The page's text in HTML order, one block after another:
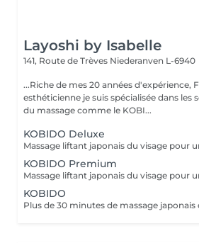
Layoshi by Isabelle
141, Route de Trèves Niederanven L-6940
...Riche de mes 20 années d'expérience,
esthéticienne je suis spécialisée dans les
du massage comme le KOBI...
KOBIDO Deluxe
KOBIDO Premium
KOBIDO